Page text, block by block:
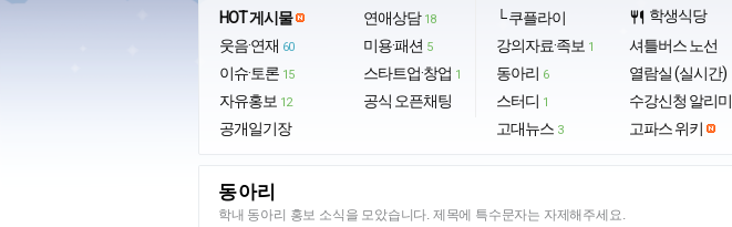
HOT 게시물
웃음·연재 60
이슈·토론 15
자유홍보 12
공개일기장
연애상담 18
미용·패션 5
스타트업·창업 1
공식 오픈채팅
└ 쿠플라이
강의자료·족보 1
동아리 6
스터디 1
고대뉴스 3
restaurant 학생식당
셔틀버스 노선
열람실 (실시간)
수강신청 알리미
고파스 위키
동아리
학내 동아리 홍보 소식을 모았습니다. 제목에 특수문자는 자제해주세요.